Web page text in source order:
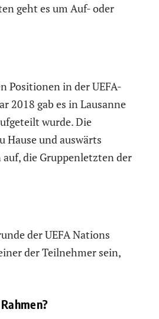
geht es um Auf- oder
Positionen in der UEFA-
2018 gab es in Lausanne
wurde. Die
Hause und auswärts
auf, die Gruppenletzten der
der UEFA Nations
der Teilnehmer sein,